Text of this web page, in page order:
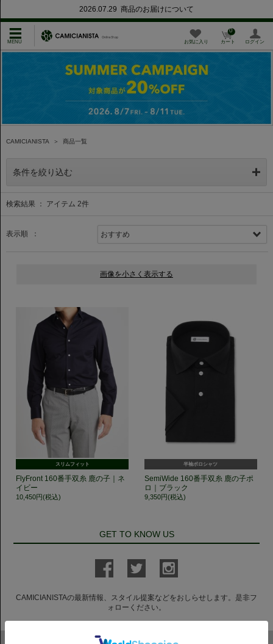
2026.07.29 商品のお届けについて
お気に入り カート
0
ログイン
CAMICIANISTA ＞ 商品一覧
条件を絞り込む
検索結果 ： アイテム 2件
表示順 ：
スリムフィット
FlyFront 160番手双糸 鹿の子｜ネ
イビー
10,450円(税込)
半袖ポロシャツ
SemiWide 160番手双糸 鹿の子ポ
ロ｜ブラック
9,350円(税込)
GET TO KNOW US
CAMICIANISTAの最新情報、スタイル提案などをおしらせします。是非フ
ォローください。